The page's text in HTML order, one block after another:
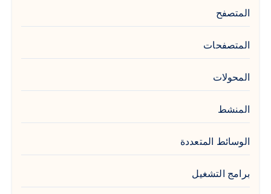
المتصفح
المتصفحات
المحولات
المنشط
الوسائط المتعددة
برامج التشغيل